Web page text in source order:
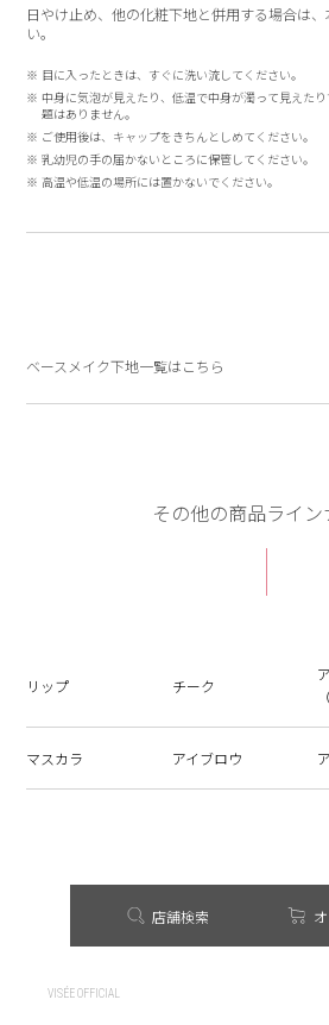
日やけ止め、他の化粧下地と併用する場合は
い。
目に入ったときは、すぐに洗い流してください。
中身に気泡が見えたり、低温で中身が濁って見えた
題はありません。
ご使用後は、キャップをきちんとしめてください。
乳幼児の手の届かないところに保管してください。
高温や低温の場所には置かないでください。
ベースメイク下地一覧はこちら
その他の商品ライン
リップ チーク
マスカラ アイブロウ
店舗検索
VISÉE OFFICIAL